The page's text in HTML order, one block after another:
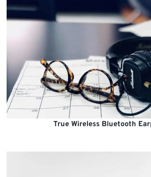
True Wireless Bluetooth